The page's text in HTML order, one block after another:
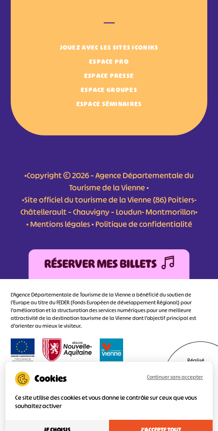
JOUEZ AVEC LES SITES ICONIKS
ESPACE PRO
ESPACE PRESSE
ESPACE GROUPES
ESPACE SÉMINAIRES
•Copyright © 2026 – Agence Départementale du
Tourisme de la Vienne •
•Site officiel du tourisme de la Vienne (86) Poitiers-
Châtellerault – Chauvigny – Loudun- Montmorillon•
•Mentions légales•Politique de confidentialité
RÉSERVER MES BILLETS
L'Agence Départementale de Tourisme de la Vienne a bénéficié du soutien de
l’Europe au titre du FEDER (Fonds Européen de développement Régional) pour
l’amélioration et la structuration des services numériques pour une meilleure
attractivité de la destination tourisme de la Vienne dont l’objectif principal est
d’orienter au mieux le visiteur.
Réalisé
Ce site utilise des cookies et vous donne le contrôle sur ceux que vous
souhaitez activer
Continuer sans accepter